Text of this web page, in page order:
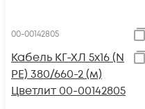
00-00142805
Кабель КГ-ХЛ 5х16 (N
PE) 380/660-2 (м)
Цветлит 00-00142805